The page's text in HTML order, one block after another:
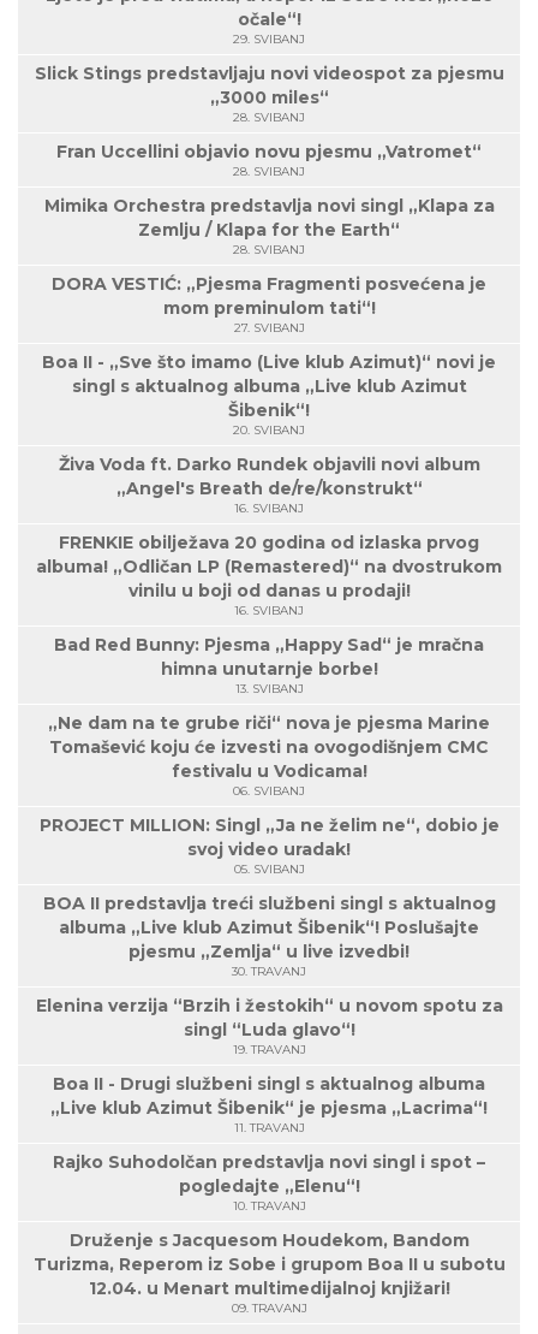
očale“!
29. SVIBANJ
Slick Stings predstavljaju novi videospot za pjesmu
„3000 miles“
28. SVIBANJ
Fran Uccellini objavio novu pjesmu „Vatromet“
28. SVIBANJ
Mimika Orchestra predstavlja novi singl „Klapa za
Zemlju / Klapa for the Earth“
28. SVIBANJ
DORA VESTIĆ: „Pjesma Fragmenti posvećena je
mom preminulom tati“!
27. SVIBANJ
Boa II - „Sve što imamo (Live klub Azimut)“ novi je
singl s aktualnog albuma „Live klub Azimut
Šibenik“!
20. SVIBANJ
Živa Voda ft. Darko Rundek objavili novi album
„Angel's Breath de/re/konstrukt“
16. SVIBANJ
FRENKIE obilježava 20 godina od izlaska prvog
albuma! „Odličan LP (Remastered)“ na dvostrukom
vinilu u boji od danas u prodaji!
16. SVIBANJ
Bad Red Bunny: Pjesma „Happy Sad“ je mračna
himna unutarnje borbe!
13. SVIBANJ
„Ne dam na te grube riči“ nova je pjesma Marine
Tomašević koju će izvesti na ovogodišnjem CMC
festivalu u Vodicama!
06. SVIBANJ
PROJECT MILLION: Singl „Ja ne želim ne“, dobio je
svoj video uradak!
05. SVIBANJ
BOA II predstavlja treći službeni singl s aktualnog
albuma „Live klub Azimut Šibenik“! Poslušajte
pjesmu „Zemlja“ u live izvedbi!
30. TRAVANJ
Elenina verzija “Brzih i žestokih“ u novom spotu za
singl “Luda glavo“!
19. TRAVANJ
Boa II - Drugi službeni singl s aktualnog albuma
„Live klub Azimut Šibenik“ je pjesma „Lacrima“!
11. TRAVANJ
Rajko Suhodolčan predstavlja novi singl i spot –
pogledajte „Elenu“!
10. TRAVANJ
Druženje s Jacquesom Houdekom, Bandom
Turizma, Reperom iz Sobe i grupom Boa II u subotu
12.04. u Menart multimedijalnoj knjižari!
09. TRAVANJ